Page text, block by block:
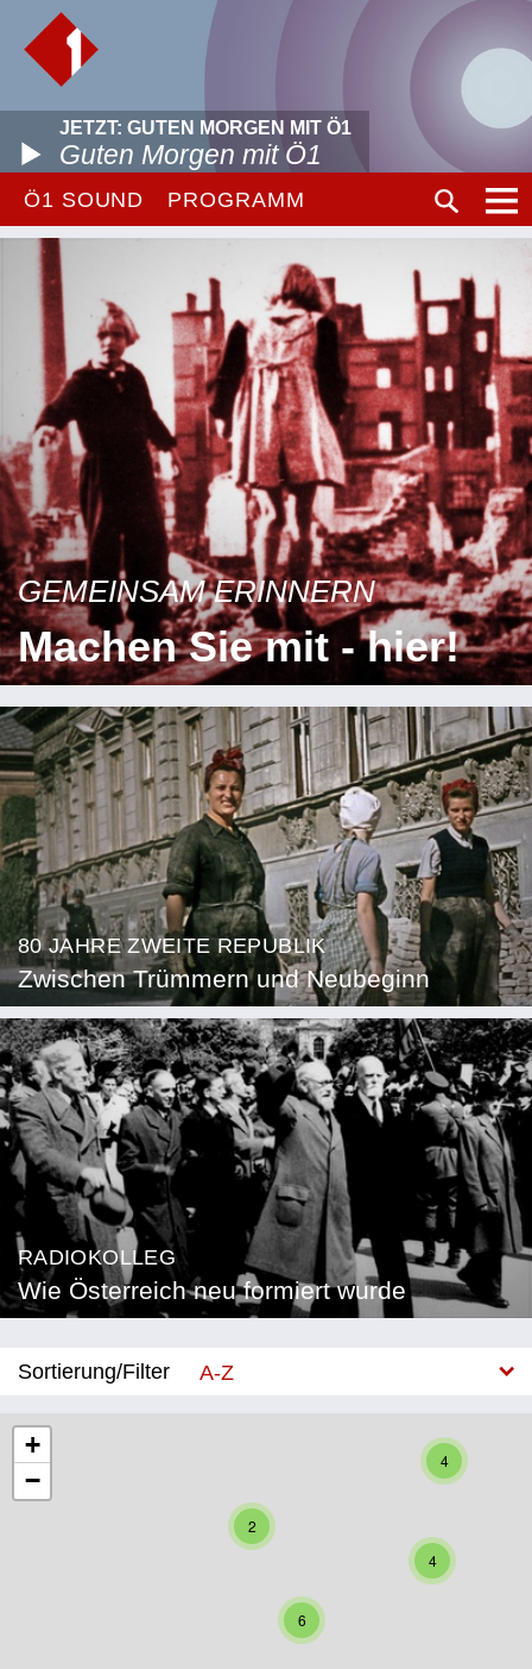
JETZT: GUTEN MORGEN MIT Ö1
Guten Morgen mit Ö1
Ö1 SOUND PROGRAMM
GEMEINSAM ERINNERN
Machen Sie mit - hier!
80 JAHRE ZWEITE REPUBLIK
Zwischen Trümmern und Neubeginn
RADIOKOLLEG
Wie Österreich neu formiert wurde
Sortierung/Filter
A-Z
Burgenland
Niederösterreich
4
2
4
6
+
−